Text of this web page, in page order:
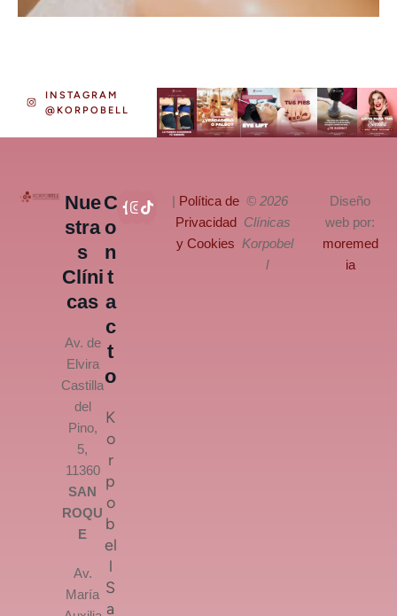
INSTAGRAM
@KORPOBELL
Nue
stra
s
Clíni
cas
Av. de
Elvira
Castilla
del
Pino,
5,
11360
SAN
ROQU
E
Av.
María
C
o
n
t
a
c
t
o
K
o
r
p
o
b
el
l
S
a
| Política de
Privacidad
y Cookies
© 2026
Clínicas
Korpobel
l
Diseño
web por:
moremed
ia